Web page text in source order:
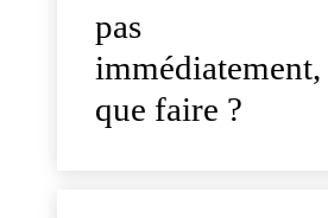
pas
immédiatement,
que faire ?